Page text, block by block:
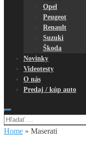
Opel
Peugeot
Renault
Suzuki
Škoda
Novinky
Videotesty
O nás
Predaj / kúp auto
Hľadať:
Home » Maserati